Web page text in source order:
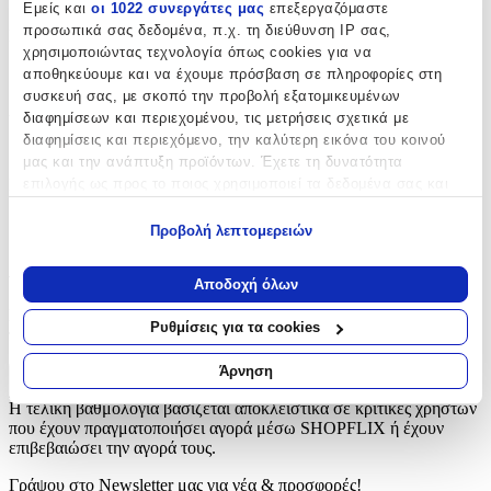
Εμείς και οι 1022 συνεργάτες μας επεξεργαζόμαστε
προσωπικά σας δεδομένα, π.χ. τη διεύθυνση IP σας,
χρησιμοποιώντας τεχνολογία όπως cookies για να
αποθηκεύουμε και να έχουμε πρόσβαση σε πληροφορίες στη
συσκευή σας, με σκοπό την προβολή εξατομικευμένων
διαφημίσεων και περιεχομένου, τις μετρήσεις σχετικά με
διαφημίσεις και περιεχόμενο, την καλύτερη εικόνα του κοινού
μας και την ανάπτυξη προϊόντων. Έχετε τη δυνατότητα
Να συλλέξουμε πληροφορίες σχετικά με τη γεωγραφική
σας τοποθεσία, οι οποίες μπορεί να είναι ακριβείς σε
απόσταση μερικών μέτρων
Να αναγνωρίσουμε τη συσκευή σας σαρώνοντας ενεργά
για συγκεκριμένα χαρακτηριστικά (δακτυλικό αποτύπωμα)
Μάθετε περισσότερα σχετικά με τον τρόπο επεξεργασίας των
προσωπικών σας δεδομένων και καθορίστε τις προτιμήσεις σας
στηνενότητα “Λεπτομέρειες”. Μπορείτε να αλλάξετε ή να
ανακαλέσετε τη συγκατάθεσή σας ανά πάσα στιγμή από τη
Δήλωση Cookies.
Προβολή λεπτομερειών
Αποδοχή όλων
Ρυθμίσεις για τα cookies
Άρνηση
Εκδότης:
Susaeta
Αριθμός Σελίδων
32
9789605029463
Αξιολογήσεις
Προς το παρόν δεν υπάρχουν άλλες αξιολογήσεις. Όταν
προστεθούν, θα εμφανιστούν εδώ.
Πώς υπολογίζεται η βαθμολογία
Η τελική βαθμολογία βασίζεται αποκλειστικά σε κριτικές χρηστών
που έχουν πραγματοποιήσει αγορά μέσω SHOPFLIX ή έχουν
επιβεβαιώσει την αγορά τους.
Γράψου στο Νewsletter μας για νέα & προσφορές!